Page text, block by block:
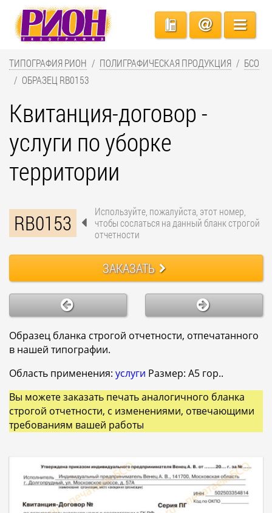
ТИПОГРАФИЯ РИОН ПОЛИГРАФИЧЕСКАЯ ПРОДУКЦИЯ
БСО
ОБРАЗЕЦ RB0153
Квитанция-договор -
услуги по уборке
территории
RB0153
Используйте, пожалуйста, этот номер,
чтобы сослаться на данный бланк строгой
отчетности
ЗАКАЗАТЬ
Образец бланка строгой отчетности, отпечатанного
в нашей типографии.
Область применения: услуги Размер: A5 гор..
Вы можете заказать печать аналогичного бланка
строгой отчетности, с изменениями, отвечающими
требованиям вашей работы